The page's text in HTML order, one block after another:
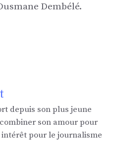
Dembélé.
depuis son plus jeune
son amour pour
pour le journalisme